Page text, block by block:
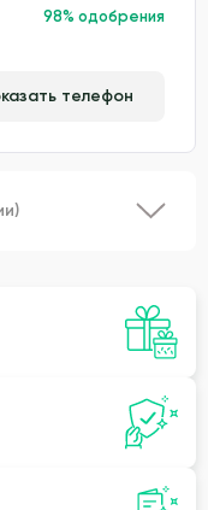
98% одобрения
телефон